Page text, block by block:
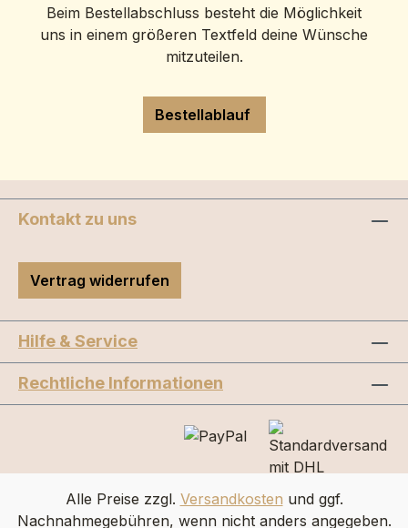
Beim Bestellabschluss besteht die Möglichkeit
uns in einem größeren Textfeld deine Wünsche
mitzuteilen.
Bestellablauf
Kontakt zu uns
Vertrag widerrufen
Hilfe & Service
Rechtliche Informationen
Alle Preise zzgl. Versandkosten und ggf.
Nachnahmegebühren, wenn nicht anders angegeben.